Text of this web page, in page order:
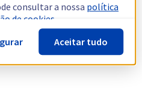
consultar a nossa política
de cookies.
Aceitar tudo